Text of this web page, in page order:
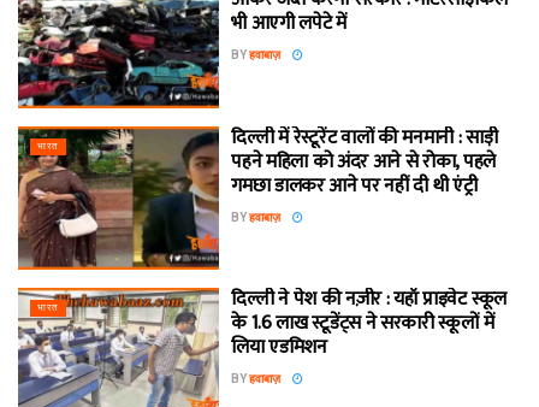
भी आएगी लपेटे में
BYहवाबाज़
भारत दिल्ली में रेस्टूरेंट वालों की मनमानी : साड़ी
पहने महिला को अंदर आने से रोका, पहले
गमछा डालकर आने पर नहीं दी थी एंट्री
BYहवाबाज़
भारत दिल्ली ने पेश की नज़ीर : यहाँ प्राइवेट स्कूल
के 1.6 लाख स्टूडेंट्स ने सरकारी स्कूलों में
लिया एडमिशन
BYहवाबाज़